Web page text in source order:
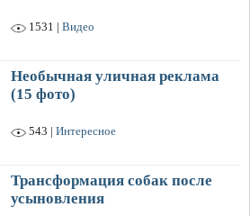
1531 | Видео
Необычная уличная реклама
(15 фото)
543 | Интересное
Трансформация собак после
усыновления